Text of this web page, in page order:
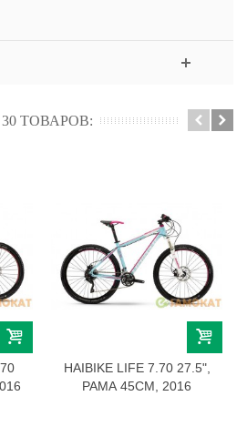
ТОВАРОВ:
HAIBIKE LIFE 7.70 27.5",
РАМА 45СМ, 2016